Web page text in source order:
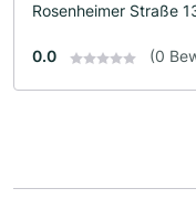
Rosenheimer Straße
0.0 (0